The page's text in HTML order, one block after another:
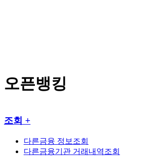
오픈뱅킹
조회 +
다른금융 정보조회
다른금융기관 거래내역조회